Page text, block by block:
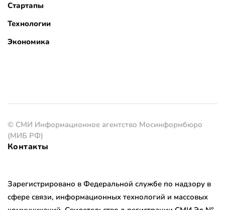
Стартапы
Технологии
Экономика
© СМИ Информационное агентство Мосинформбюро
(МИБ РФ)
Контакты
Зарегистрировано в Федеральной службе по надзору в
сфере связи, информационных технологий и массовых